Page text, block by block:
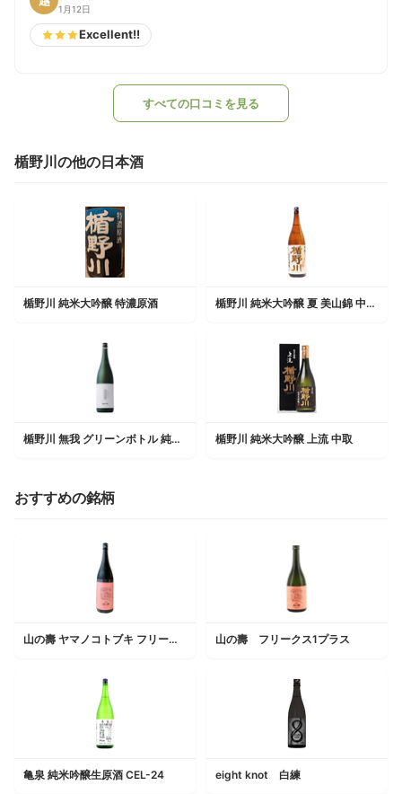
1月12日
Excellent!!
すべての口コミを見る
楯野川の他の日本酒
楯野川 純米大吟醸 特濃原酒 楯野川 純米大吟醸 夏 美山錦 中取り
楯野川 無我 グリーンボトル 純米大吟醸 楯野川 純米大吟醸 上流 中取
おすすめの銘柄
山の壽 ヤマノコトブキ フリークス 山の壽 フリークス1プラス
亀泉 純米吟醸生原酒 CEL-24 eight knot 白練